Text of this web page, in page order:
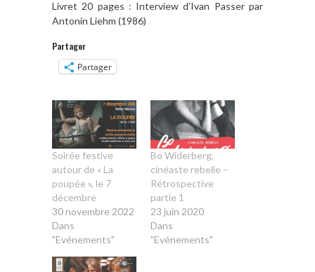
Livret 20 pages : Interview d’Ivan Passer par
Antonin Liehm (1986)
Partager
Partager
Soirée festive
autour de « La
poupée », le 7
décembre
30 novembre 2022
Dans
"Evénements"
Bo Widerberg,
cinéaste rebelle –
Rétrospective
partie 1
23 juin 2020
Dans
"Evénements"